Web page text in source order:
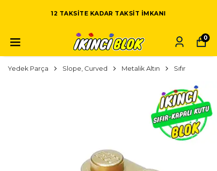
12 TAKSITE KADAR TAKSIT IMKANI
0
Yedek Parça Slope, Curved Metalik Altın Sıfır